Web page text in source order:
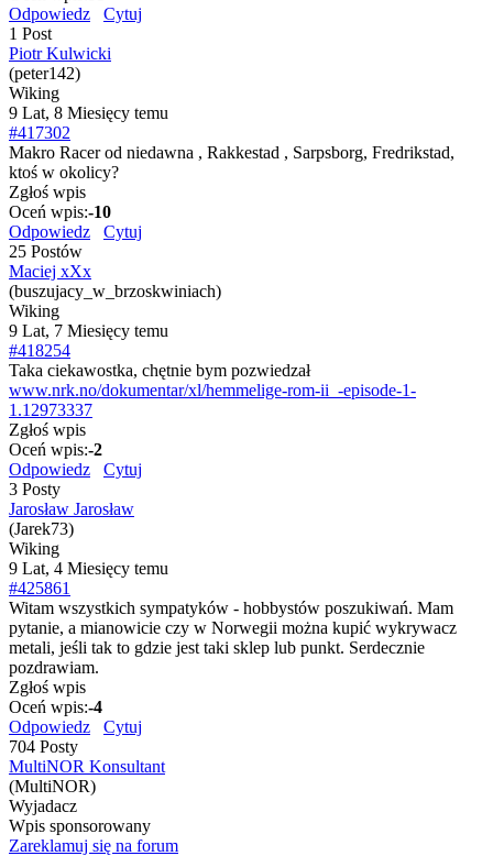
Odpowiedz
Cytuj
1 Post
Piotr Kulwicki
(peter142)
Wiking
9 Lat, 8 Miesięcy temu
#417302
Makro Racer od niedawna , Rakkestad , Sarpsborg, Fredrikstad,
ktoś w okolicy?
Zgłoś wpis
Oceń wpis:-10
Odpowiedz
Cytuj
25 Postów
Maciej xXx
(buszujacy_w_brzoskwiniach)
Wiking
9 Lat, 7 Miesięcy temu
#418254
Taka ciekawostka, chętnie bym pozwiedzał
www.nrk.no/dokumentar/xl/hemmelige-rom-ii_-episode-1-
1.12973337
Zgłoś wpis
Oceń wpis:-2
Odpowiedz
Cytuj
3 Posty
Jarosław Jarosław
(Jarek73)
Wiking
9 Lat, 4 Miesięcy temu
#425861
Witam wszystkich sympatyków - hobbystów poszukiwań. Mam
pytanie, a mianowicie czy w Norwegii można kupić wykrywacz
metali, jeśli tak to gdzie jest taki sklep lub punkt. Serdecznie
pozdrawiam.
Zgłoś wpis
Oceń wpis:-4
Odpowiedz
Cytuj
704 Posty
MultiNOR Konsultant
(MultiNOR)
Wyjadacz
Wpis sponsorowany
Zareklamuj się na forum